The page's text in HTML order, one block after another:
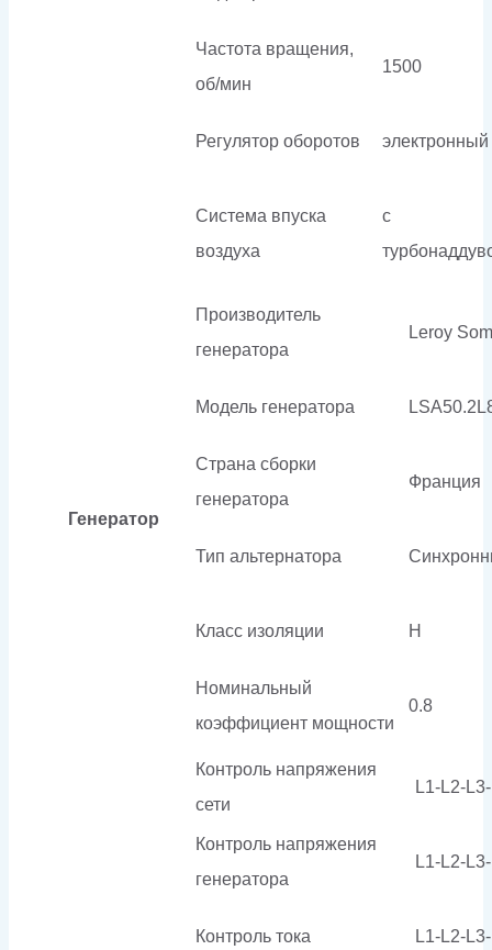
Частота вращения,
об/мин
1500
Регулятор оборотов электронный
Система впуска
воздуха
с
Генератор
Производитель
генератора
Leroy
Модель генератора
Страна сборки
генератора
Франция
Тип альтернатора
Класс изоляции H
Номинальный
коэффициент мощности
0.8
Контроль напряжения
сети
L1-L2-
Контроль напряжения
генератора
L1-L2-
Контроль тока L1-L2-